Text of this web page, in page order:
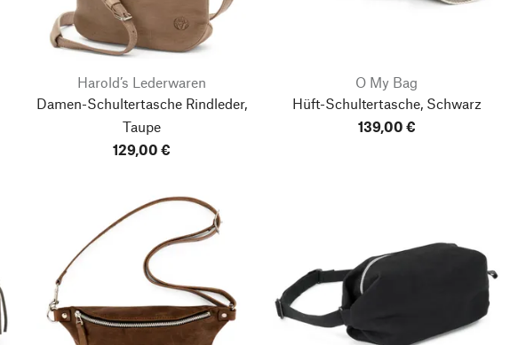
Harold’s Lederwaren
Damen-Schultertasche Rindleder,
Taupe
129,00 €
O My Bag
Hüft-Schultertasche, Schwarz
139,00 €